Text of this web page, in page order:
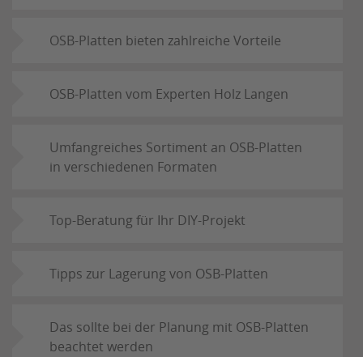
OSB-Platten bieten zahlreiche Vorteile
OSB-Platten vom Experten Holz Langen
Umfangreiches Sortiment an OSB-Platten
in verschiedenen Formaten
Top-Beratung für Ihr DIY-Projekt
Tipps zur Lagerung von OSB-Platten
Das sollte bei der Planung mit OSB-Platten
beachtet werden